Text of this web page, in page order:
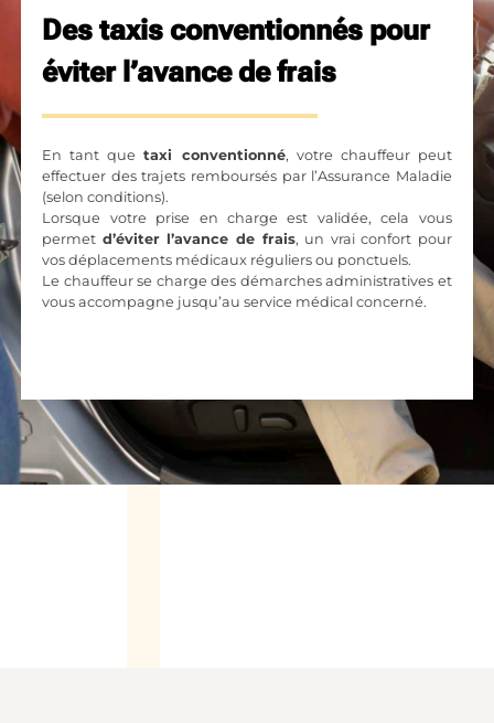
Des taxis conventionnés pour
éviter l’avance de frais
En tant quetaxi conventionné, votre chauffeur peut
effectuer des trajets remboursés par l’Assurance Maladie
(selon conditions).
Lorsque votre prise en charge est validée, cela vous
permet d’éviter l’avance de frais, un vrai confort pour
vos déplacements médicaux réguliers ou ponctuels.
Le chauffeur se charge des démarches administratives et
vous accompagne jusqu’au service médical concerné.